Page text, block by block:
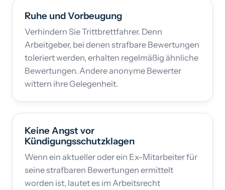
Ruhe und Vorbeugung
Verhindern Sie Trittbrettfahrer. Denn
Arbeitgeber, bei denen strafbare Bewertungen
toleriert werden, erhalten regelmäßig ähnliche
Bewertungen. Andere anonyme Bewerter
wittern ihre Gelegenheit.
Keine Angst vor
Kündigungsschutzklagen
Wenn ein aktueller oder ein Ex-Mitarbeiter für
seine strafbaren Bewertungen ermittelt
worden ist, lautet es im Arbeitsrecht